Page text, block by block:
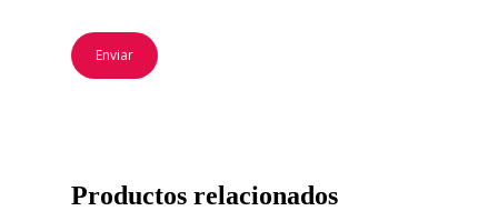
Productos relacionados